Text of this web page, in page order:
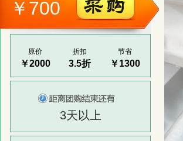
￥700
原价 折扣 节省
￥2000 3.5折 ￥1300
3天以上